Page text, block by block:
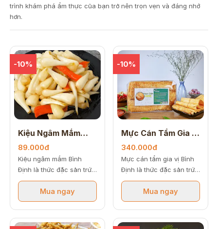
trình khám phá ẩm thực của bạn trở nên trọn vẹn và đáng nhớ
hơn.
-10%
Kiệu Ngâm Mắm
500gr
89.000đ
Kiệu ngâm mắm Bình
Định là thức đặc sản trứ
danh mang đậm hương vị
truyền thống xứ Nẫu,
chinh phục thực khách
bởi những củ kiệu nếp
trắng ngần giòn rôm rốp
Mua ngay
-10%
Mực Cán Tẩm Gia Vị
250gr
340.000đ
Mực cán tẩm gia vị Bình
Định là thức đặc sản trứ
danh mang đậm hương vị
xứ Nẫu, chinh phục thực
khách bởi những dải mực
cán dẻo mềm xốp hòa
quyện cùng lớp sốt mắm
Mua ngay